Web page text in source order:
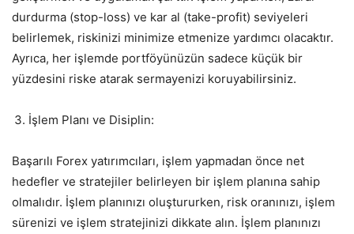
durdurma (stop-loss) ve kar al (take-profit) seviyeleri
belirlemek, riskinizi minimize etmenize yardımcı olacaktır.
Ayrıca, her işlemde portföyünüzün sadece küçük bir
yüzdesini riske atarak sermayenizi koruyabilirsiniz.
İşlem Planı ve Disiplin:
Başarılı Forex yatırımcıları, işlem yapmadan önce net
hedefler ve stratejiler belirleyen bir işlem planına sahip
olmalıdır. İşlem planınızı oluştururken, risk oranınızı, işlem
sürenizi ve işlem stratejinizi dikkate alın. İşlem planınızı